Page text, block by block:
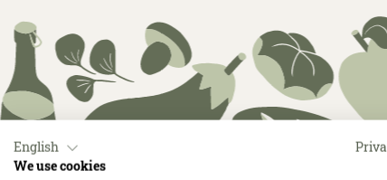
English
We use cookies